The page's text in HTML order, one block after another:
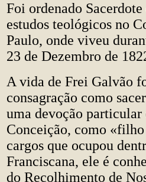
Foi ordenado
estudos teológicos no
Paulo, onde viveu
23 de Dezembro de
A vida de Frei Galvão
consagração como
uma devoção
Conceição, como
cargos que ocupou
Franciscana, ele é
do Recolhimento de